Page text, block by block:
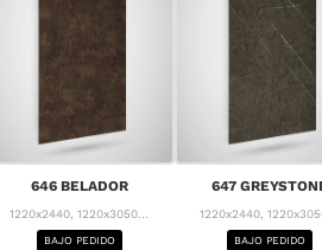
646 BELADOR
1220x2440, 1220x3050...
BAJO PEDIDO
647
1220x2440,
BAJO PEDIDO